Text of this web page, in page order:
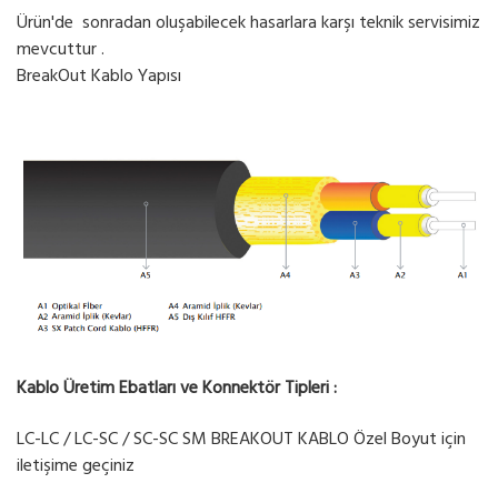
Ürün'de sonradan oluşabilecek hasarlara karşı teknik servisimiz
mevcuttur .
BreakOut Kablo Yapısı
Kablo Üretim Ebatları ve Konnektör Tipleri :
LC-LC / LC-SC / SC-SC SM BREAKOUT KABLO Özel Boyut için
iletişime geçiniz